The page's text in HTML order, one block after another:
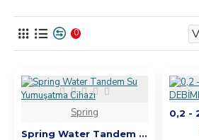
0
Spring
Spring Water Tandem Su Yumuşatma Cihazı